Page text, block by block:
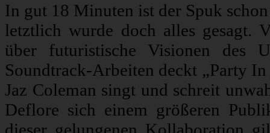
In gut 18 Minuten ist der Spuk
letztlich wurde doch alles gesagt.
über futuristische Visionen des
Soundtrack-Arbeiten deckt „Party
Jaz Coleman singt und schreit
Deflore sich einem größeren